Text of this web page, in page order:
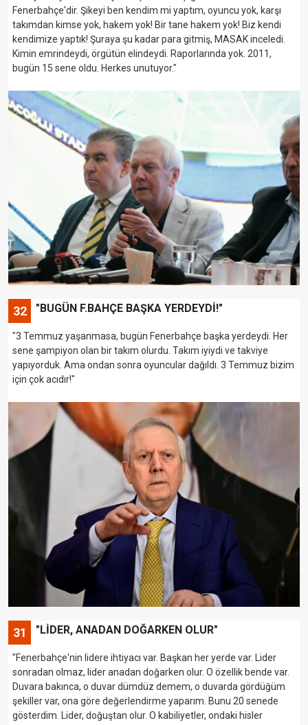
Fenerbahçe'dir. Şikeyi ben kendim mi yaptım, oyuncu yok, karşı
takımdan kimse yok, hakem yok! Bir tane hakem yok! Biz kendi
kendimize yaptık! Şuraya şu kadar para gitmiş, MASAK inceledi.
Kimin emrindeydi, örgütün elindeydi. Raporlarında yok. 2011,
bugün 15 sene oldu. Herkes unutuyor."
32 "BUGÜN F.BAHÇE BAŞKA YERDEYDİ!"
"3 Temmuz yaşanmasa, bugün Fenerbahçe başka yerdeydi. Her
sene şampiyon olan bir takım olurdu. Takım iyiydi ve takviye
yapıyorduk. Ama ondan sonra oyuncular dağıldı. 3 Temmuz bizim
için çok acıdır!"
31 "LİDER, ANADAN DOĞARKEN OLUR"
"Fenerbahçe'nin lidere ihtiyacı var. Başkan her yerde var. Lider
sonradan olmaz, lider anadan doğarken olur. O özellik bende var.
Duvara bakınca, o duvar dümdüz demem, o duvarda gördüğüm
şekiller var, ona göre değerlendirme yaparım. Bunu 20 senede
gösterdim. Lider, doğuştan olur. O kabiliyetler, ondaki hisler